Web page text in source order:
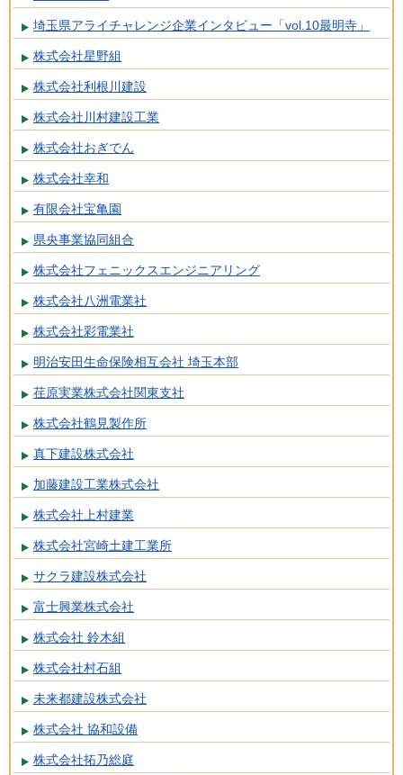
埼玉県アライチャレンジ企業インタビュー「vol.10最明寺」
株式会社星野組
株式会社利根川建設
株式会社川村建設工業
株式会社おぎでん
株式会社幸和
有限会社宝亀園
県央事業協同組合
株式会社フェニックスエンジニアリング
株式会社八洲電業社
株式会社彩電業社
明治安田生命保険相互会社 埼玉本部
荏原実業株式会社関東支社
株式会社鶴見製作所
真下建設株式会社
加藤建設工業株式会社
株式会社上村建業
株式会社宮崎土建工業所
サクラ建設株式会社
富士興業株式会社
株式会社 鈴木組
株式会社村石組
未来都建設株式会社
株式会社 協和設備
株式会社拓乃総庭